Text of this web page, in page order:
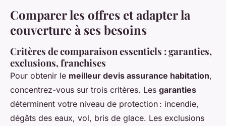
Comparer les offres et adapter la
couverture à ses besoins
Critères de comparaison essentiels : garanties,
exclusions, franchises
Pour obtenir le meilleur devis assurance habitation,
concentrez-vous sur trois critères. Les garanties
déterminent votre niveau de protection : incendie,
dégâts des eaux, vol, bris de glace. Les exclusions